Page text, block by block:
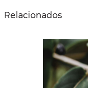
Relacionados